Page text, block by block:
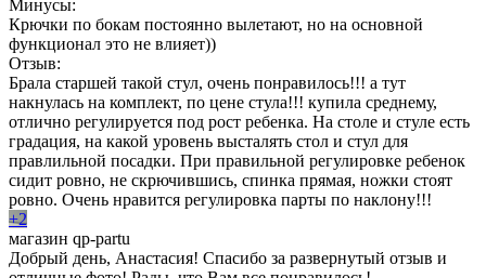
Минусы:
Крючки по бокам постоянно вылетают, но на основной
функционал это не влияет))
Отзыв:
Брала старшей такой стул, очень понравилось!!! а тут
накнулась на комплект, по цене стула!!! купила среднему,
отлично регулируется под рост ребенка. На столе и стуле есть
градация, на какой уровень высталять стол и стул для
правлильной посадки. При правильной регулировке ребенок
сидит ровно, не скрючившись, спинка прямая, ножки стоят
ровно. Очень нравится регулировка парты по наклону!!!
+2
магазин qp-partu
Добрый день, Анастасия! Спасибо за развернутый отзыв и